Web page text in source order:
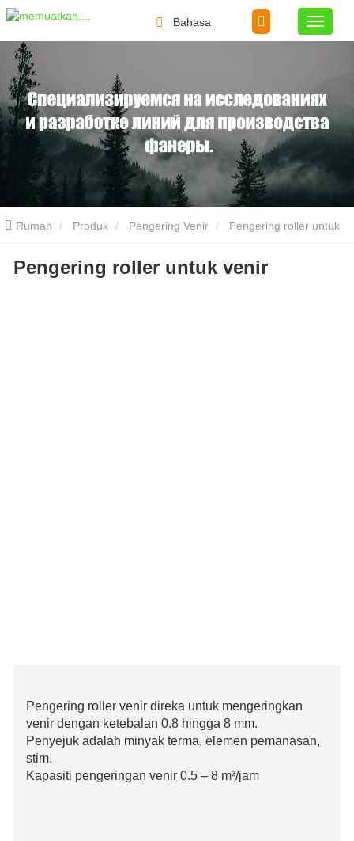
Bahasa
Rumah Produk Pengering Venir
venir
Pengering roller untuk venir
Pengering roller venir direka untuk mengeringkan
venir dengan ketebalan 0.8 hingga 8 mm.
Penyejuk adalah minyak terma, elemen pemanasan,
stim.
Kapasiti pengeringan venir 0.5 – 8 m³/jam